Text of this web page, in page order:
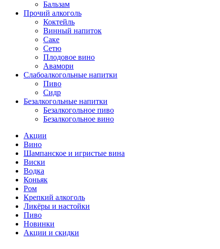
Бальзам
Прочий алкоголь
Коктейль
Винный напиток
Саке
Сетю
Плодовое вино
Авамори
Слабоалкогольные напитки
Пиво
Сидр
Безалкогольные напитки
Безалкогольное пиво
Безалкогольное вино
Акции
Вино
Шампанское и игристые вина
Виски
Водка
Коньяк
Ром
Крепкий алкоголь
Ликёры и настойки
Пиво
Новинки
Акции и скидки